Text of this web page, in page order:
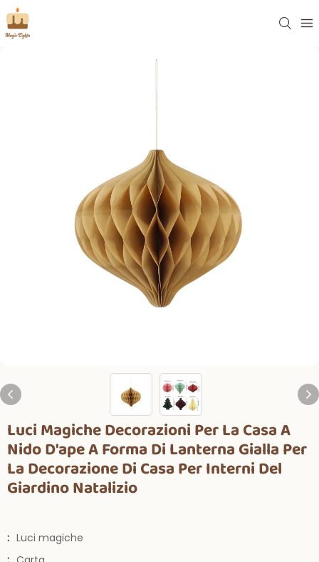
Luci Magiche Decorazioni Per La Casa A
Nido D'ape A Forma Di Lanterna Gialla Per
La Decorazione Di Casa Per Interni Del
Giardino Natalizio
: Luci magiche